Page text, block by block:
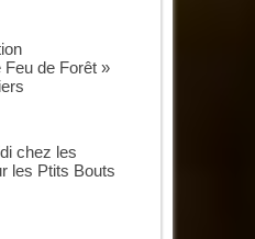
de Forêt »
chez les
les Ptits Bouts